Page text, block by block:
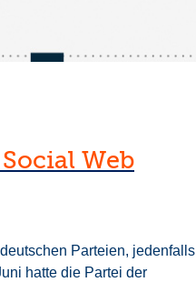
Web
Parteien, jedenfalls
hatte die Partei der